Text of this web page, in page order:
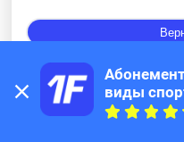
Individual classes
On
виды